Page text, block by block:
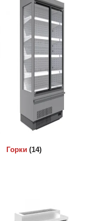
Горки(14)